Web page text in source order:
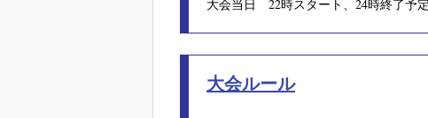
大会当日 22時スタート、24時終了予定
大会ルール